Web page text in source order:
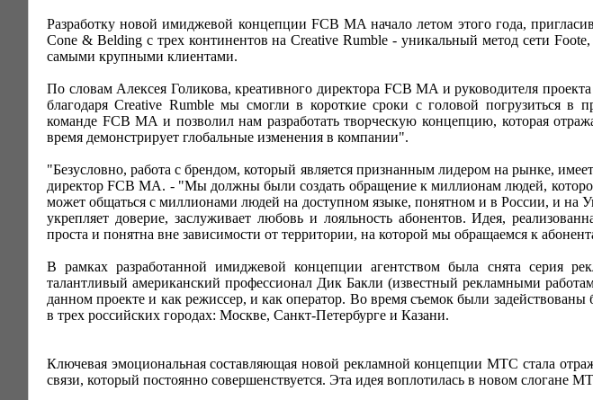
Разработку новой имиджевой концепции FCB MA начало летом этого года,
Cone & Belding с трех континентов на Creative Rumble - уникальный метод сети
самыми крупными клиентами.
По словам Алексея Голикова, креативного директора FCB MA и руководителя
благодаря Creative Rumble мы смогли в короткие сроки с головой погрузиться в
команде FCB MA и позволил нам разработать творческую концепцию, которая
время демонстрирует глобальные изменения в компании".
"Безусловно, работа с брендом, который является признанным лидером на рынке,
директор FCB MA. - "Мы должны были создать обращение к миллионам людей,
может общаться с миллионами людей на доступном языке, понятном и в России, и на
укрепляет доверие, заслуживает любовь и лояльность абонентов. Идея,
проста и понятна вне зависимости от территории, на которой мы обращаемся к
В рамках разработанной имиджевой концепции агентством была снята серия
талантливый американский профессионал Дик Бакли (известный рекламными
данном проекте и как режиссер, и как оператор. Во время съемок были
в трех российских городах: Москве, Санкт-Петербурге и Казани.
Ключевая эмоциональная составляющая новой рекламной концепции МТС стала
связи, который постоянно совершенствуется. Эта идея воплотилась в новом слогане